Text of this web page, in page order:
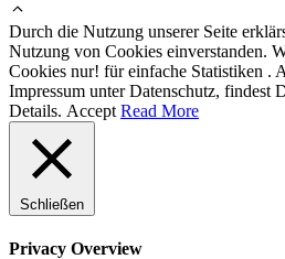
Durch die Nutzung unserer Seite
Nutzung von Cookies einverstanden.
Cookies nur! für einfache Statistiken .
Impressum unter Datenschutz, findest
Details. Accept Read More
Schließen
Privacy Overview